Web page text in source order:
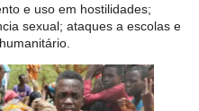
e uso em hostilidades;
sexual; ataques a escolas e